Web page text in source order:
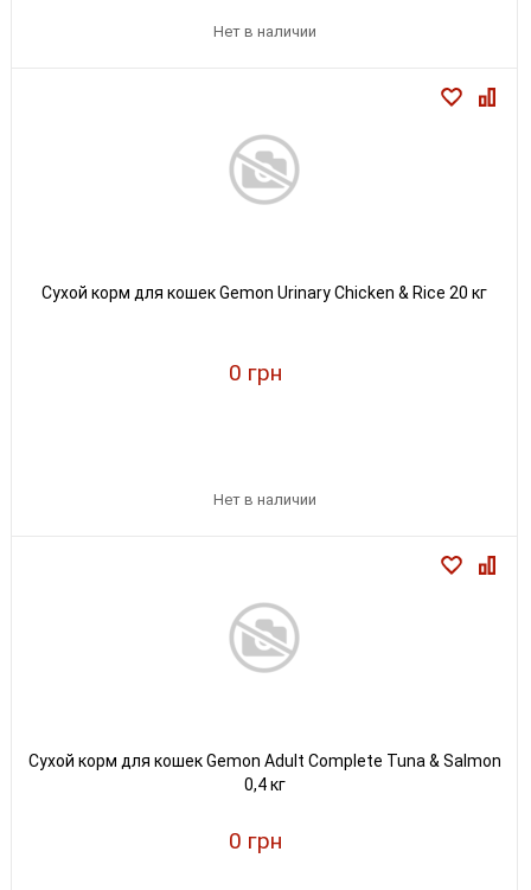
Нет в наличии
Сухой корм для кошек Gemon Urinary Chicken & Rice 20 кг
0 грн
Нет в наличии
Сухой корм для кошек Gemon Adult Complete Tuna & Salmon
0,4 кг
0 грн